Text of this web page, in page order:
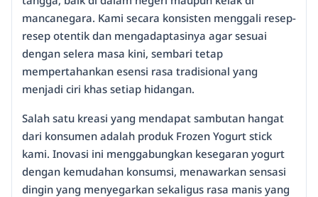
mancanegara. Kami secara konsisten menggali resep-
resep otentik dan mengadaptasinya agar sesuai
dengan selera masa kini, sembari tetap
mempertahankan esensi rasa tradisional yang
menjadi ciri khas setiap hidangan.
Salah satu kreasi yang mendapat sambutan hangat
dari konsumen adalah produk Frozen Yogurt stick
kami. Inovasi ini menggabungkan kesegaran yogurt
dengan kemudahan konsumsi, menawarkan sensasi
dingin yang menyegarkan sekaligus rasa manis yang